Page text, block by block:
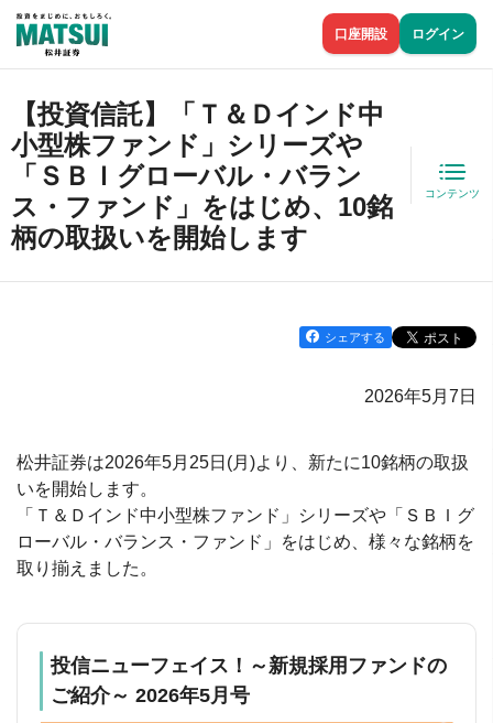
口座開設 ログイン
【投資信託】「Ｔ＆Ｄインド中
小型株ファンド」シリーズや
「ＳＢＩグローバル・バラン
ス・ファンド」をはじめ、10銘
柄の取扱いを開始します
コンテンツ
シェアする
2026年5月7日
松井証券は2026年5月25日(月)より、新たに10銘柄の取扱
いを開始します。
「Ｔ＆Ｄインド中小型株ファンド」シリーズや「ＳＢＩグ
ローバル・バランス・ファンド」をはじめ、様々な銘柄を
取り揃えました。
投信ニューフェイス！～新規採用ファンドの
ご紹介～ 2026年5月号